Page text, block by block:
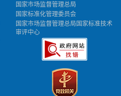
国家市场监督管理总局
国家标准化管理委员会
国家市场监督管理总局国家标准技术
审评中心